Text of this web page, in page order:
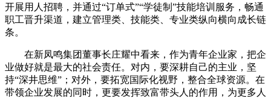
开展用人招聘，并通过“订单式”“学徒制”技能培训服务，畅通
职工晋升渠道，建立管理类、技能类、专业类纵向横向成长链
条。
在新凤鸣集团董事长庄耀中看来，作为青年企业家，把企
业做好就是最大的社会责任。对内，要深耕自己的主业，坚
持“深井思维”；对外，要拓宽国际化视野，整合全球资源。在
带领企业发展的同时，更要发挥致富带头人的作用，为更多人